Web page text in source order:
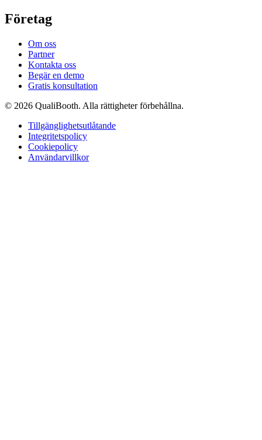
Företag
Om oss
Partner
Kontakta oss
Begär en demo
Gratis konsultation
© 2026 QualiBooth. Alla rättigheter förbehållna.
Tillgänglighetsutlåtande
Integritetspolicy
Cookiepolicy
Användarvillkor